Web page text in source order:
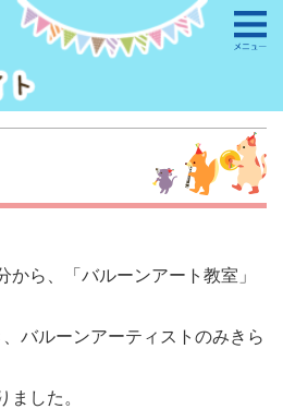
ら、「バルーンアート教室」
バルーンアーティストのみきら
を作りました。